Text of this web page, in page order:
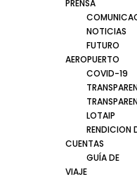
PRENSA
NOTICIAS
FUTURO
AEROPUERTO
COVID-19
LOTAIP
RENDICION
CUENTAS
GUÍA DE
VIAJE